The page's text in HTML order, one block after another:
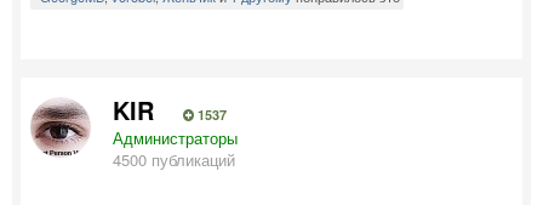
KIR 1537
Администраторы
4500 публикаций